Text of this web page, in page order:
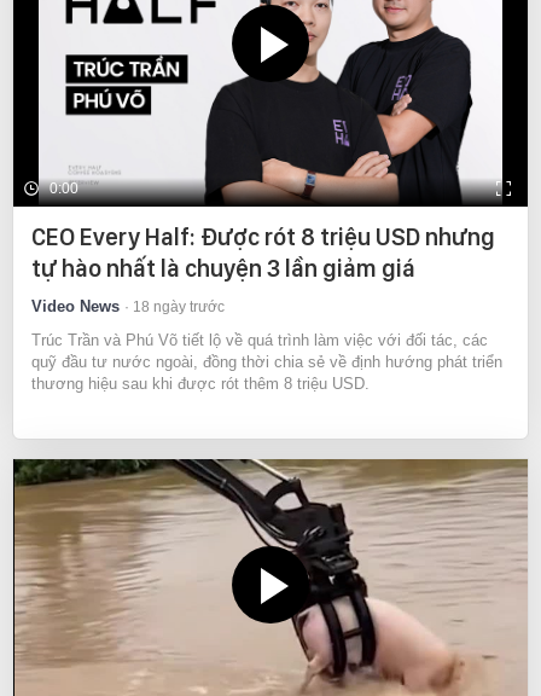
0:00
CEO Every Half: Được rót 8 triệu USD nhưng
tự hào nhất là chuyện 3 lần giảm giá
Video News 18 ngày trước
Trúc Trần và Phú Võ tiết lộ về quá trình làm việc với đối tác, các
quỹ đầu tư nước ngoài, đồng thời chia sẻ về định hướng phát triển
thương hiệu sau khi được rót thêm 8 triệu USD.